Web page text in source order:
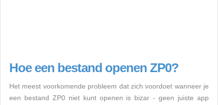
Hoe een bestand openen ZP0?
Het meest voorkomende probleem dat zich voordoet wanneer je
een bestand ZP0 niet kunt openen is bizar - geen juiste app